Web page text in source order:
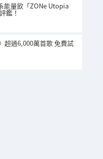
能量飲「ZONe Utopia
鑑！
超過6,000萬首歌 免費試